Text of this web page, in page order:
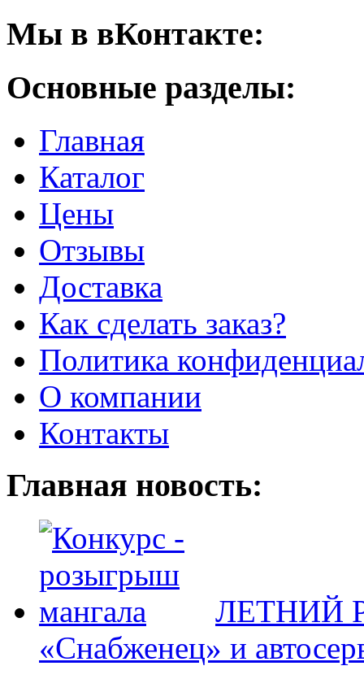
Мы в вКонтакте:
Основные разделы:
Главная
Каталог
Цены
Отзывы
Доставка
Как сделать заказ?
Политика
О компании
Контакты
Главная новость:
ЛЕТНИЙ
«Снабженец» и